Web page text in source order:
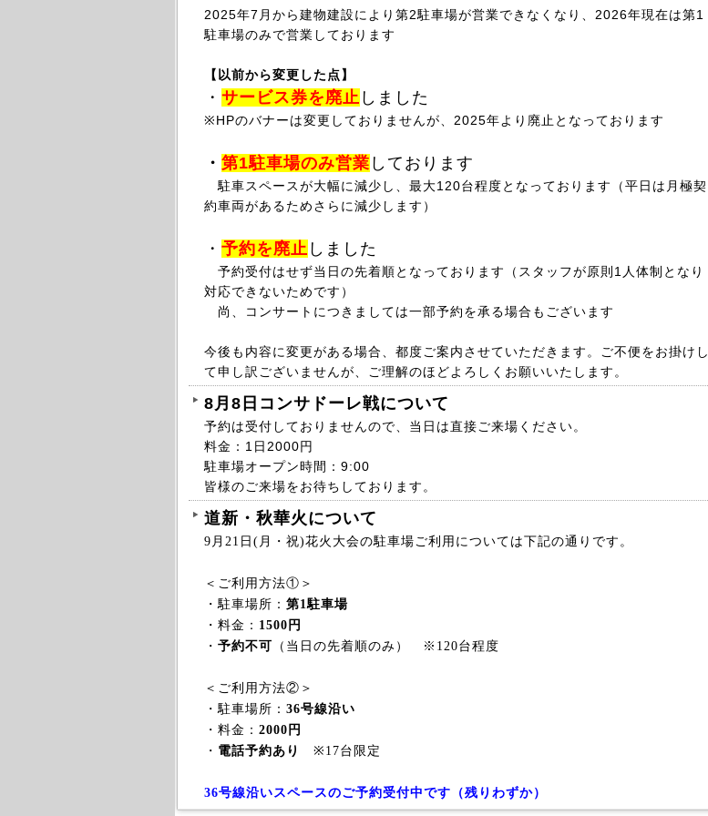
2025年7月から建物建設により第2駐車場が営業できなくなり、2026年現在は第1
駐車場のみで営業しております
【以前から変更した点】
・ サービス券を廃止 しました
※HPのバナーは変更しておりませんが、2025年より廃止となっております
・ 第1駐車場のみ営業 しております
駐車スペースが大幅に減少し、最大120台程度となっております（平日は月極契
約車両があるためさらに減少します）
・ 予約を廃止 しました
予約受付はせず当日の先着順となっております（ スタッフが原則1人体制となり
対応できないためです）
尚、コンサートにつきましては一部予約を承る場合もございます
今後も内容に変更がある場合、都度ご案内させていただきます。ご不便をお掛けし
て申し訳ございませんが、ご理解のほどよろしくお願いいたします。
8月8日コンサドーレ戦について
予約は受付しておりませんので、当日は直接ご来場ください。
料金：1日2000円
駐車場オープン時間：9:00
皆様のご来場をお待ちしております。
道新・秋華火について
9月21日(月・祝)花火大会の駐車場ご利用については下記の通りです。
＜ご利用方法①＞
・駐車場所： 第1駐車場
・料金： 1500円
・ 予約不可 （当日の先着順のみ） ※120台程度
＜ご利用方法②＞
・駐車場所： 36号線沿い
・料金： 2000円
・ 電話予約あり ※17台限定
36号線沿いスペースのご予約受付中です（残りわずか）